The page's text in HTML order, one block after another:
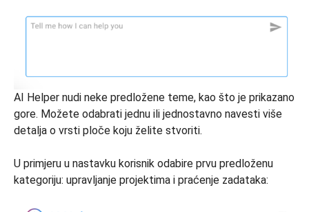
AI Helper nudi neke predložene teme, kao što je prikazano
gore. Možete odabrati jednu ili jednostavno navesti više
detalja o vrsti ploče koju želite stvoriti.
U primjeru u nastavku korisnik odabire prvu predloženu
kategoriju: upravljanje projektima i praćenje zadataka: